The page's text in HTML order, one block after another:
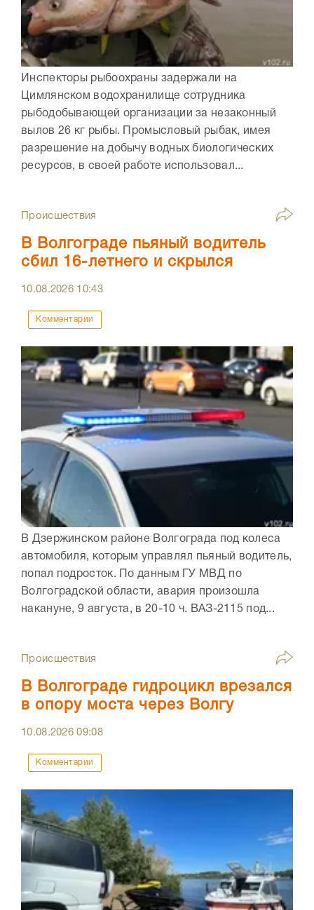
Инспекторы рыбоохраны задержали на
Цимлянском водохранилище сотрудника
рыбодобывающей организации за незаконный
вылов 26 кг рыбы. Промысловый рыбак, имея
разрешение на добычу водных биологических
ресурсов, в своей работе использовал...
Происшествия
В Волгограде пьяный водитель
сбил 16-летнего и скрылся
10.08.2026 10:43
Комментарии
В Дзержинском районе Волгограда под колеса
автомобиля, которым управлял пьяный водитель,
попал подросток. По данным ГУ МВД по
Волгоградской области, авария произошла
накануне, 9 августа, в 20-10 ч. ВАЗ-2115 под...
Происшествия
В Волгограде гидроцикл врезался
в опору моста через Волгу
10.08.202609:08
Комментарии